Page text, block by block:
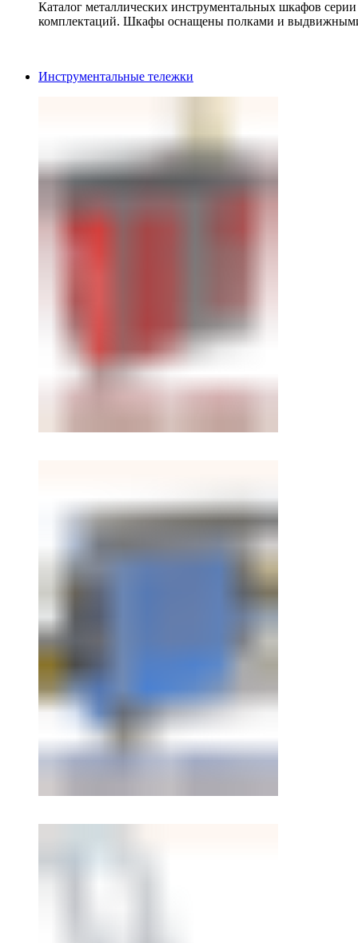
Каталог металлических инструментальных шкафов
комплектаций. Шкафы оснащены полками и
Инструментальные тележки